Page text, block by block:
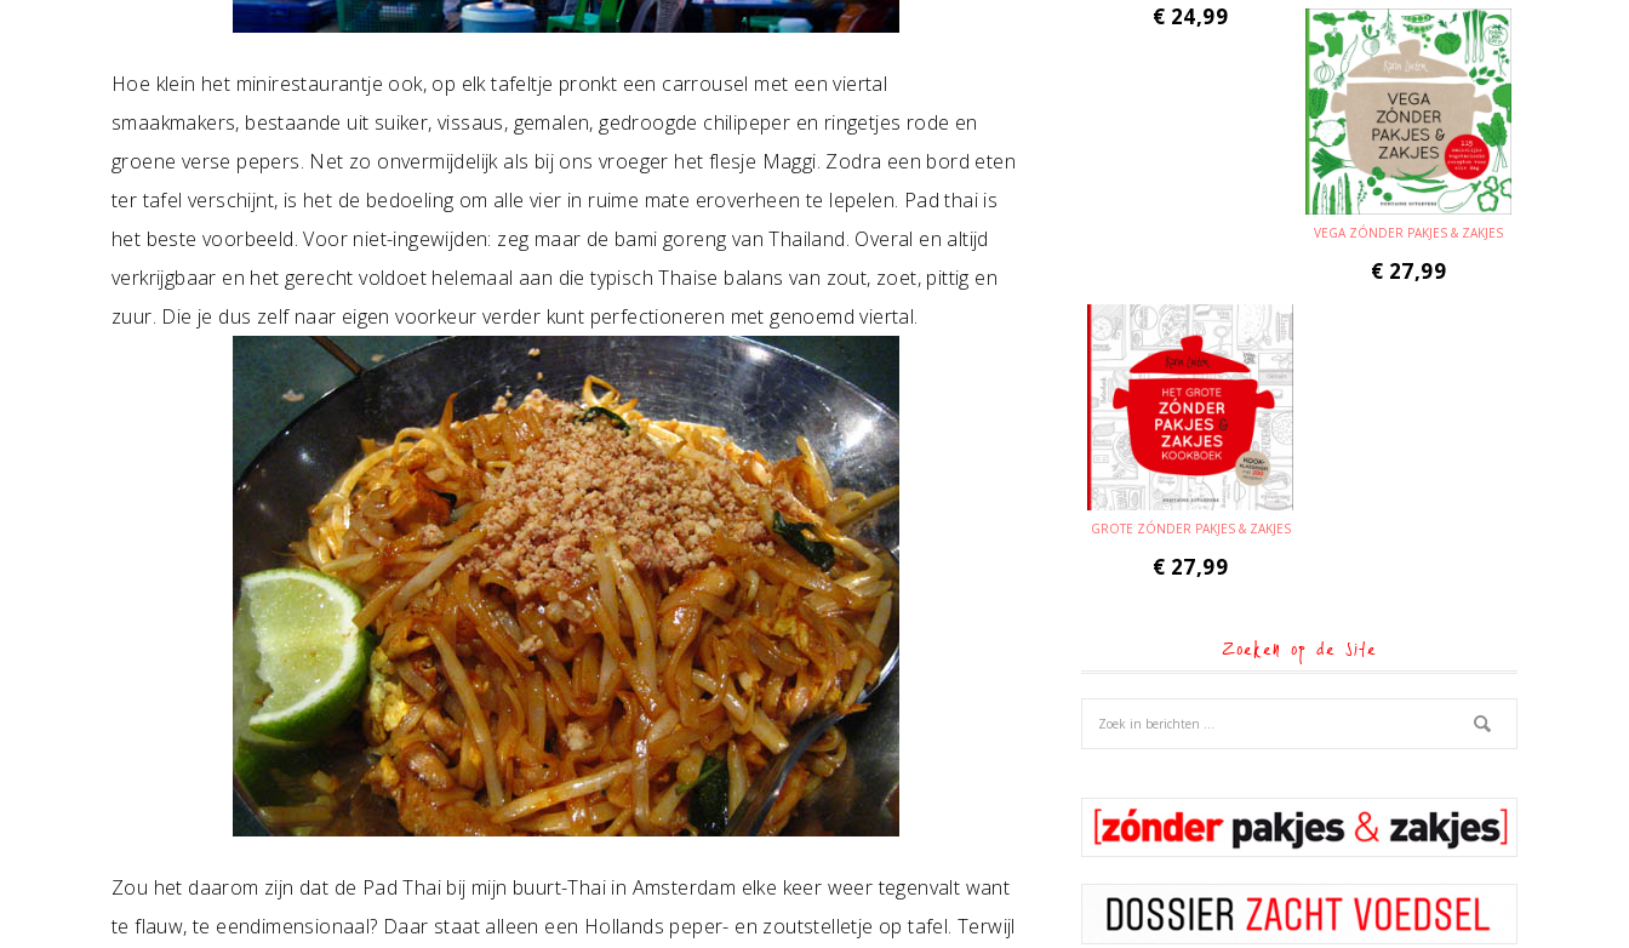
Hoe klein het minirestaurantje ook, op elk tafeltje pronkt een carrousel met een viertal
smaakmakers, bestaande uit suiker, vissaus, gemalen, gedroogde chilipeper en ringetjes rode en
groene verse pepers. Net zo onvermijdelijk als bij ons vroeger het flesje Maggi. Zodra een bord eten
ter tafel verschijnt, is het de bedoeling om alle vier in ruime mate eroverheen te lepelen. Pad thai is
het beste voorbeeld. Voor niet-ingewijden: zeg maar de bami goreng van Thailand. Overal en altijd
verkrijgbaar en het gerecht voldoet helemaal aan die typisch Thaise balans van zout, zoet, pittig en
zuur. Die je dus zelf naar eigen voorkeur verder kunt perfectioneren met genoemd viertal.
Zou het daarom zijn dat de Pad Thai bij mijn buurt-Thai in Amsterdam elke keer weer tegenvalt want
te flauw, te eendimensionaal? Daar staat alleen een Hollands peper- en zoutstelletje op tafel. Terwijl
€ 24,99
VEGA ZÓNDER PAKJES & ZAKJES
€ 27,99
GROTE ZÓNDER PAKJES & ZAKJES
€ 27,99
Zoeken op de site